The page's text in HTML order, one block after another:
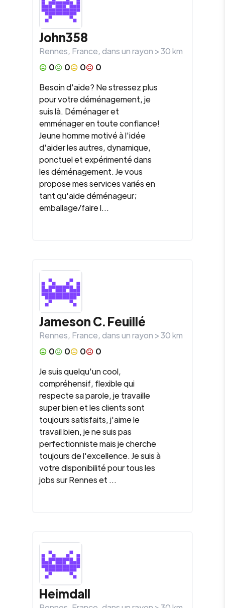
John358
Rennes, France, dans un rayon >30km
0
0 0
0
Besoin d'aide? Ne stressez plus
pour votre déménagement, je
suis là. Déménager et
emménager en toute confiance!
Jeune homme motivé à l'idée
d'aider les autres, dynamique,
ponctuel et expérimenté dans
les déménagement. Je vous
propose mes services variés en
tant qu'aide déménageur;
emballage/faire l...
Jameson C. Feuillé
Rennes, France, dans un rayon >30km
0
0 0
0
Je suis quelqu'un cool,
compréhensif, flexible qui
respecte sa parole, je travaille
super bien et les clients sont
toujours satisfaits, j'aime le
travail bien, je ne suis pas
perfectionniste mais je cherche
toujours de l'excellence. Je suis à
votre disponibilité pour tous les
jobs sur Rennes et ...
Heimdall